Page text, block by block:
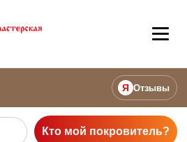
Я Отзывы
Кто мой покровитель?